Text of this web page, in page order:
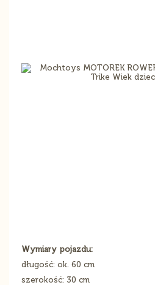
Wymiary pojazdu:
długość: ok. 60 cm
szerokość: 30 cm